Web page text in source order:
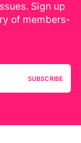
Sign up
of members-
SUBSCRIBE